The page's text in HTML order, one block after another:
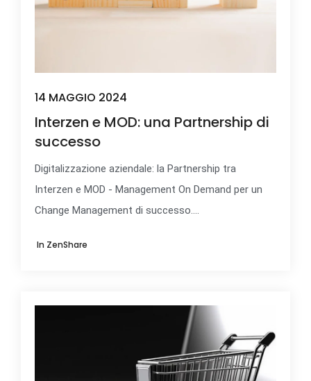
14 MAGGIO 2024
Interzen e MOD: una Partnership di
successo
Digitalizzazione aziendale: la Partnership tra
Interzen e MOD - Management On Demand per un
Change Management di successo....
In ZenShare